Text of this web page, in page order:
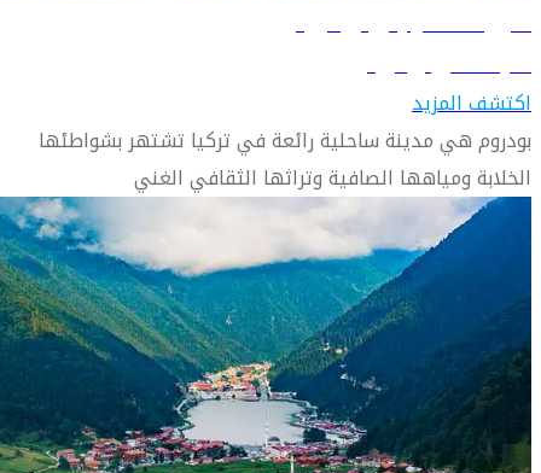
دليل السفر إلى بودروم
تعرّف على بودروم
اكتشف المزيد
بودروم هي مدينة ساحلية رائعة في تركيا تشتهر بشواطئها
الخلابة ومياهها الصافية وتراثها الثقافي الغني